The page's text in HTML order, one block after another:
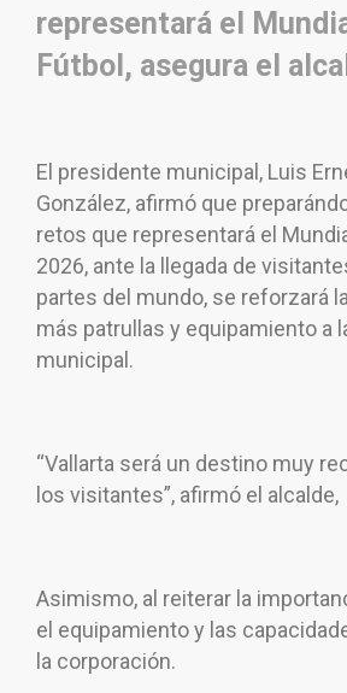
representará el
Fútbol, asegura el
El presidente municipal, Luis
González, afirmó que
retos que representará el
2026, ante la llegada de
partes del mundo, se reforzará
más patrullas y equipamiento a
municipal.
“Vallarta será un destino muy
los visitantes”, afirmó el alcalde,
Asimismo, al reiterar la
el equipamiento y las
la corporación.